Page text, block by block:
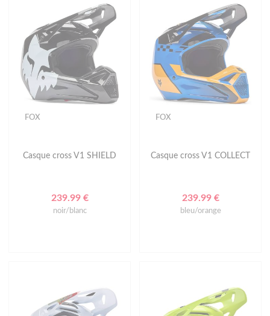
FOX
Casque cross V1 SHIELD
239.99 €
noir/blanc
FOX
Casque cross V1 COLLECT
239.99 €
bleu/orange